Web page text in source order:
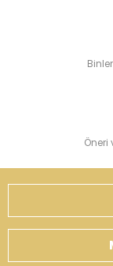
Öneri